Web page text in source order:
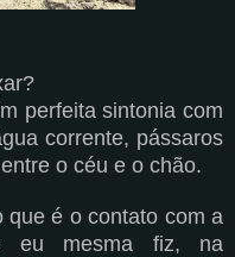
perfeita sintonia com
corrente, pássaros
o céu e o chão.
que é o contato com a
eu mesma fiz, na